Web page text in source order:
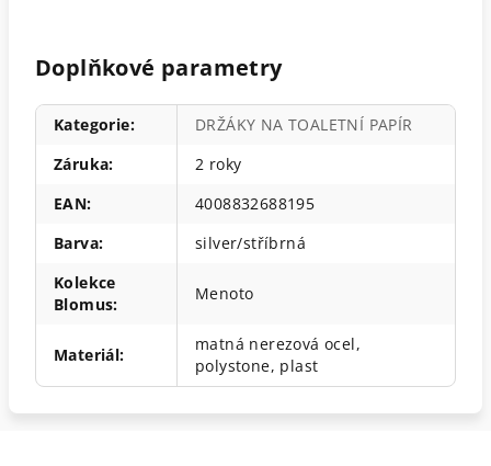
Doplňkové parametry
Kategorie:
DRŽÁKY NA TOALETNÍ PAPÍR
Záruka:
2 roky
EAN:
4008832688195
Barva:
silver/stříbrná
Kolekce
Blomus:
Menoto
Materiál:
matná nerezová ocel,
polystone, plast